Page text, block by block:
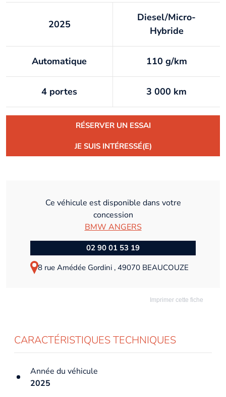
2025
Diesel/Micro-
Hybride
Automatique 110 g/km
4 portes 3 000 km
RÉSERVER UN ESSAI
JE SUIS INTÉRESSÉ(E)
Ce véhicule est disponible dans votre
concession
BMW ANGERS
02 90 01 53 19
8 rue Amédée Gordini , 49070 BEAUCOUZE
Imprimer cette fiche
CARACTÉRISTIQUES TECHNIQUES
Année du véhicule
2025